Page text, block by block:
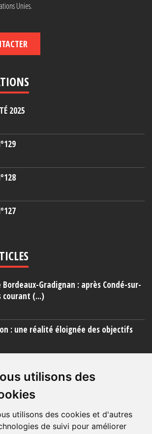
utilisons des
utilisons des cookies et d'autres
de suivi pour améliorer
Unies.
2025
Bordeaux-Gradignan : après Condé-sur-
courant (...)
: une réalité éloignée des objectifs
est une porcherie totale »